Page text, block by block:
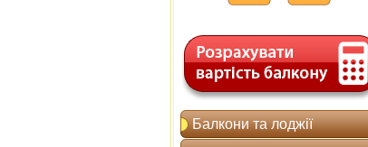
Балкони та лоджії